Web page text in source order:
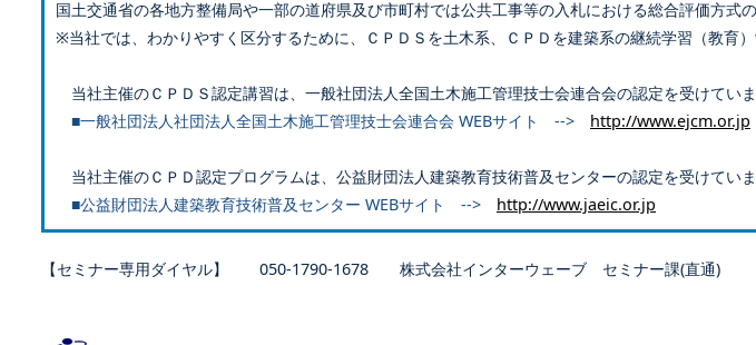
国土交通省の各地方整備局や一部の道府県及び市町村では公共工事等の入札における総合評価方
※当社では、わかりやすく区分するために、ＣＰＤＳを土木系、ＣＰＤを建築系の継続学習（教育
当社主催のＣＰＤＳ認定講習は、一般社団法人全国土木施工管理技士会連合会の認定を受けていま
■一般社団法人社団法人全国土木施工管理技士会連合会 WEBサイト --> http://www.ejcm.or.jp
当社主催のＣＰＤ認定プログラムは、公益財団法人建築教育技術普及センターの認定を受けていま
■公益財団法人建築教育技術普及センター WEBサイト --> http://www.jaeic.or.jp
【セミナー専用ダイヤル】 050-1790-1678 株式会社インターウェーブ セミナー課(直通)